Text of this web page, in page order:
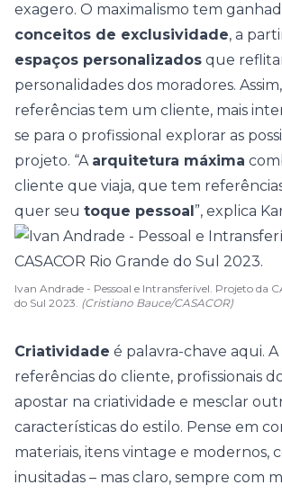
exagero. O maximalismo tem
conceitos de exclusividade, a
espaços personalizados que
personalidades dos moradores.
referências tem um cliente, mais
se para o profissional explorar as
projeto. “A arquitetura máxima
cliente que viaja, que tem
quer seu toque pessoal”, explica
Ivan Andrade - Pessoal e Intransferível. Projeto da
do Sul 2023. (Cristiano Bauce/CASACOR)
Criatividade é palavra-chave aqui.
referências do cliente, profissionais
apostar na criatividade e mesclar
características do estilo. Pense em
materiais, itens vintage e modernos,
inusitadas – mas claro, sempre com